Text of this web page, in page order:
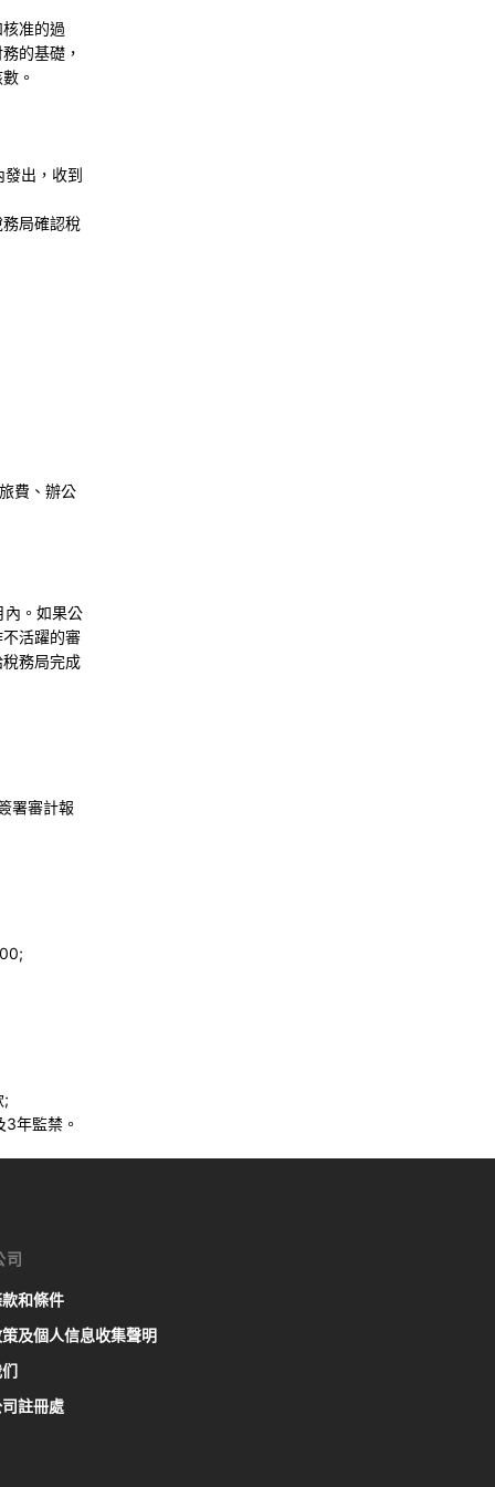
准的過
的基礎，
。
出，收到
局確認稅
費、辦公
內。如果公
活躍的審
務局完成
署審計報
;
年監禁。
司
和條件
及個人信息收集聲明
註冊處